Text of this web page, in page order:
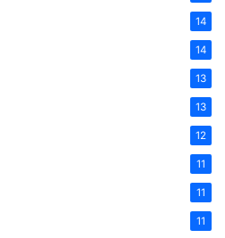
14
14
13
13
12
11
11
11